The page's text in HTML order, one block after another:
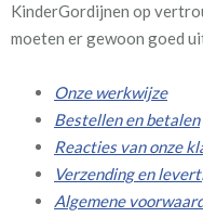
KinderGordijnen op
moeten er gewoon goed
Onze werkwijze
Bestellen en betalen
Reacties van onze
Verzending en
Algemene